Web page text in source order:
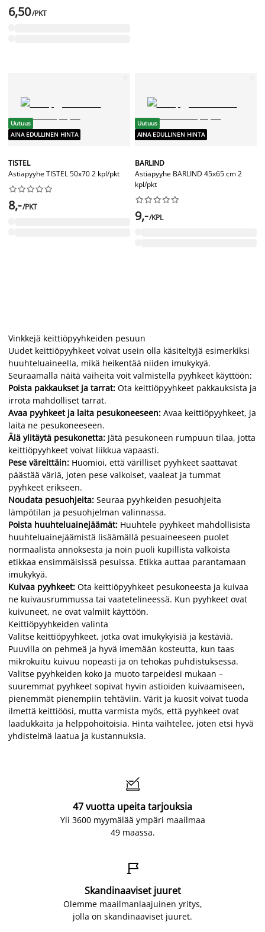
6,50/PKT
Uutuus
AINA EDULLINEN HINTA
TISTEL
Astiapyyhe TISTEL 50x70 2 kpl/pkt






8,-/PKT
Uutuus
AINA EDULLINEN HINTA
BARLIND
Astiapyyhe BARLIND 45x65 cm 2
kpl/pkt






9,-/KPL
Vinkkejä keittiöpyyhkeiden pesuun
Uudet keittiöpyyhkeet voivat usein olla käsiteltyjä esimerkiksi
huuhteluaineella, mikä heikentää niiden imukykyä.
Seuraamalla näitä vaiheita voit valmistella pyyhkeet käyttöön:
Poista pakkaukset ja tarrat: Ota keittiöpyyhkeet pakkauksista ja
irrota mahdolliset tarrat.
Avaa pyyhkeet ja laita pesukoneeseen: Avaa keittiöpyyhkeet, ja
laita ne pesukoneeseen.
Älä ylitäytä pesukonetta: Jätä pesukoneen rumpuun tilaa, jotta
keittiöpyyhkeet voivat liikkua vapaasti.
Pese väreittäin: Huomioi, että värilliset pyyhkeet saattavat
päästää väriä, joten pese valkoiset, vaaleat ja tummat
pyyhkeet erikseen.
Noudata pesuohjeita: Seuraa pyyhkeiden pesuohjeita
lämpötilan ja pesuohjelman valinnassa.
Poista huuhteluainejäämät: Huuhtele pyyhkeet mahdollisista
huuhteluainejäämistä lisäämällä pesuaineeseen puolet
normaalista annoksesta ja noin puoli kupillista valkoista
etikkaa ensimmäisissä pesuissa. Etikka auttaa parantamaan
imukykyä.
Kuivaa pyyhkeet: Ota keittiöpyyhkeet pesukoneesta ja kuivaa
ne kuivausrummussa tai vaatetelineessä. Kun pyyhkeet ovat
kuivuneet, ne ovat valmiit käyttöön.
Keittiöpyyhkeiden valinta
Valitse keittiöpyyhkeet, jotka ovat imukykyisiä ja kestäviä.
Puuvilla on pehmeä ja hyvä imemään kosteutta, kun taas
mikrokuitu kuivuu nopeasti ja on tehokas puhdistuksessa.
Valitse pyyhkeiden koko ja muoto tarpeidesi mukaan –
suuremmat pyyhkeet sopivat hyvin astioiden kuivaamiseen,
pienemmät pienempiin tehtäviin. Värit ja kuosit voivat tuoda
ilmettä keittiöösi, mutta varmista myös, että pyyhkeet ovat
laadukkaita ja helppohoitoisia. Hinta vaihtelee, joten etsi hyvä
yhdistelmä laatua ja kustannuksia.

47 vuotta upeita tarjouksia
Yli 3600 myymälää ympäri maailmaa
49 maassa.

Skandinaaviset juuret
Olemme maailmanlaajuinen yritys,
jolla on skandinaaviset juuret.